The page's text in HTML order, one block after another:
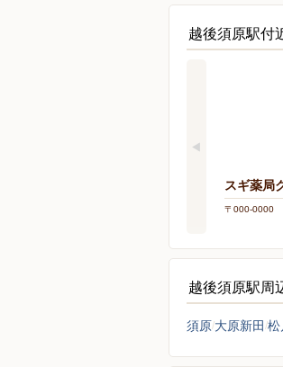
越後須原駅付
スギ薬局
〒000-0000
越後須原駅周
須原 大原新田 松